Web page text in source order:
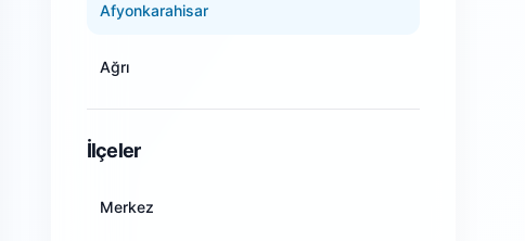
Afyonkarahisar
Ağrı
İlçeler
Merkez